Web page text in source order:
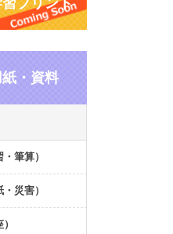
プリント
・資料
筆算）
災害）